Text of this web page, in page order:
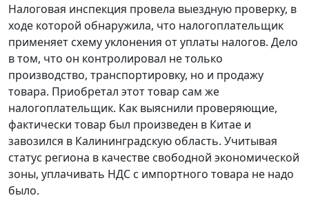
Налоговая инспекция провела выездную проверку, в
ходе которой обнаружила, что налогоплательщик
применяет схему уклонения от уплаты налогов. Дело
в том, что он контролировал не только
производство, транспортировку, но и продажу
товара. Приобретал этот товар сам же
налогоплательщик. Как выяснили проверяющие,
фактически товар был произведен в Китае и
завозился в Калининградскую область. Учитывая
статус региона в качестве свободной экономической
зоны, уплачивать НДС с импортного товара не надо
было.